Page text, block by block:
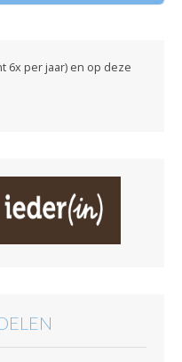
6x per jaar) en op deze